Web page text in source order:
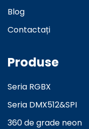
Blog
Contactați
Produse
Seria RGBX
Seria DMX512&SPI
360 de grade neon